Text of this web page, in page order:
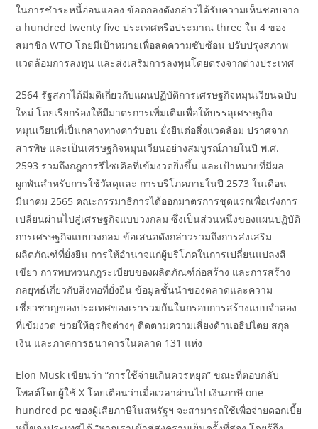
ในการชำระหนี้อ่อนแอลง ข้อตกลงดังกล่าวได้รับความเห็นชอบจาก
a hundred twenty five ประเทศหรือประมาณ three ใน 4 ของ
สมาชิก WTO โดยมีเป้าหมายเพื่อลดความซับซ้อน ปรับปรุงสภาพ
แวดล้อมการลงทุน และส่งเสริมการลงทุนโดยตรงจากต่างประเทศ
2564 รัฐสภาได้มีมติเกี่ยวกับแผนปฏิบัติการเศรษฐกิจหมุนเวียนฉบับ
ใหม่ โดยเรียกร้องให้มีมาตรการเพิ่มเติมเพื่อให้บรรลุเศรษฐกิจ
หมุนเวียนที่เป็นกลางทางคาร์บอน ยั่งยืนต่อสิ่งแวดล้อม ปราศจาก
สารพิษ และเป็นเศรษฐกิจหมุนเวียนอย่างสมบูรณ์ภายในปี พ.ศ.
2593 รวมถึงกฎการรีไซเคิลที่เข้มงวดยิ่งขึ้น และเป้าหมายที่มีผล
ผูกพันสำหรับการใช้วัสดุและ การบริโภคภายในปี 2573 ในเดือน
มีนาคม 2565 คณะกรรมาธิการได้ออกมาตรการชุดแรกเพื่อเร่งการ
เปลี่ยนผ่านไปสู่เศรษฐกิจแบบวงกลม ซึ่งเป็นส่วนหนึ่งของแผนปฏิบัติ
การเศรษฐกิจแบบวงกลม ข้อเสนอดังกล่าวรวมถึงการส่งเสริม
ผลิตภัณฑ์ที่ยั่งยืน การให้อำนาจแก่ผู้บริโภคในการเปลี่ยนแปลงสี
เขียว การทบทวนกฎระเบียบของผลิตภัณฑ์ก่อสร้าง และการสร้าง
กลยุทธ์เกี่ยวกับสิ่งทอที่ยั่งยืน ข้อมูลชั้นนำของตลาดและความ
เชี่ยวชาญของประเทศของเรารวมกันในกรอบการสร้างแบบจำลอง
ที่เข้มงวด ช่วยให้ธุรกิจต่างๆ ติดตามความเสี่ยงด้านอธิปไตย สกุล
เงิน และภาคการธนาคารในตลาด 131 แห่ง
Elon Musk เขียนว่า “การใช้จ่ายเกินควรหยุด” ขณะที่ตอบกลับ
โพสต์โดยผู้ใช้ X โดยเตือนว่าเมื่อเวลาผ่านไป เงินภาษี one
hundred pc ของผู้เสียภาษีในสหรัฐฯ จะสามารถใช้เพื่อจ่ายดอกเบี้ย